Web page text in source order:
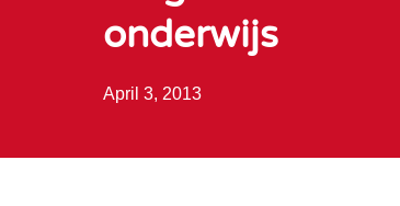
onderwijs
April 3, 2013